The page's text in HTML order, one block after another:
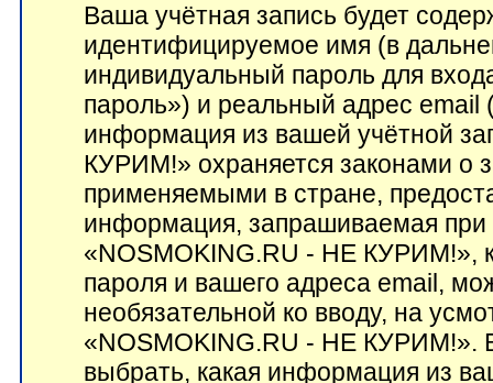
Ваша учётная запись будет
идентифицируемое имя (в
индивидуальный пароль для
пароль») и реальный адрес
информация из вашей учётной
КУРИМ!» охраняется законами о
применяемыми в стране,
информация, запрашиваемая при
«NOSMOKING.RU - НЕ КУРИМ!»,
пароля и вашего адреса email,
необязательной ко вводу, на
«NOSMOKING.RU - НЕ КУРИМ!».
выбрать, какая информация из